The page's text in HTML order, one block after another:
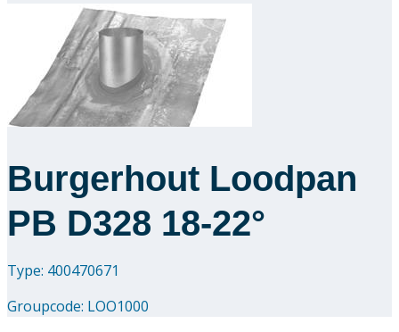
Over ons
Contact
Burgerhout Loodpan
PB D328 18-22°
Type: 400470671
Groupcode: LOO1000